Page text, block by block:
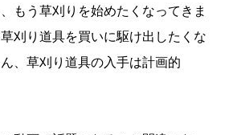
もう草刈りを始めたくなってきま
刈り道具を買いに駆け出したくな
、草刈り道具の入手は計画的